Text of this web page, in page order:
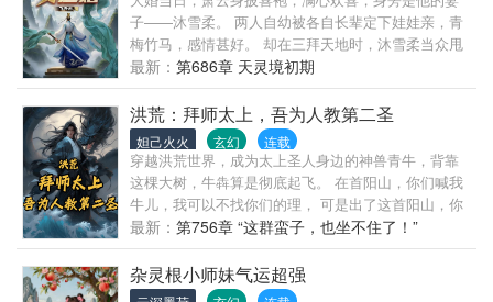
美食干翻整个修真界，顺便成了万界至高神的故事！
子——沐雪柔。 两人自幼被各自长辈定下娃娃亲，青
梅竹马，感情甚好。 却在三拜天地时，沐雪柔当众甩
来休书，指责萧云是无能废物，配不上她。 大殿之
中，沐家宾客的嘲讽声，如潮水漫来。 这突如其来的
背刺，让萧云头脑空白了，曾经许诺的婚约，成了将
他钉在耻辱柱上的铁钉。 而就在这时，萧云猛然觉醒
记忆。 他竟是流云仙界的无上仙帝，被红颜背叛。 因
果不灭，萧云转世下界重修，觉醒记忆，获得吞天三
至宝： 这一世，萧云完善自身大道，凭手中之剑，杀
尽一切敌！ 逆天命，踏仙途。 吞万物，掌玄枢。 而
当萧云修为突飞猛进，打败众多强者之时。 沐雪柔后
悔了，眼睛都要哭瞎了，哀求道:“当初是我错了，我好
后悔，求你再给我一次机会。” 萧云背负双手，神色淡
最新： 第686章 天灵境初期
洪荒：拜师太上，吾为人教第二圣
妲己火火 玄幻 连载
穿越洪荒世界，成为太上圣人身边的神兽青牛，背靠
这棵大树，牛犇算是彻底起飞。 在首阳山，你们喊我
牛儿，我可以不找你们的理， 可是出了这首阳山，你
们喊我什么？ 青牛老祖！ 同时觉醒神级系统， 依靠
一次次选择，最终成为横压洪荒万古的最强大妖。
最新： 第756章 “这群蛮子，也坐不住了！”
杂灵根小师妹气运超强